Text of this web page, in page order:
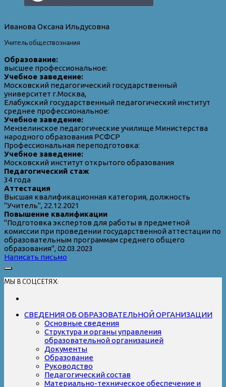
Иванова Оксана Ильдусовна
Учитель обществознания
Образование:
высшее профессиональное:
Учебное заведение:
Московский педагогический государственный
университет г.Москва,
Елабужский государственный педагогический институт
среднее профессиональное:
Учебное заведение:
Мензелинское педагогические училище Министерства
народного образования РСФСР
Профессиональная переподготовка:
Учебное заведение:
Московский институт открытого образования
Педагогический стаж
34 года
Аттестация
Высшая квалификационная категория, должность
"Учитель", 22.12.2021
Повышение квалификации
"Подготовка экспертов для работы в предметной
комиссии при проведении государственной аттестации по
образовательным программам среднего общего
образования", 02.03.2023
Написать письмо
МЫ В СОЦСЕТЯХ:
СВЕДЕНИЯ ОБ ОБРАЗОВАТЕЛЬНОЙ ОРГАНИЗАЦИИ
Основные сведения
Структура и органы управления
образовательной организацией
Документы
Образование
Руководство
Педагогический состав
Материально-техническое обеспечение и